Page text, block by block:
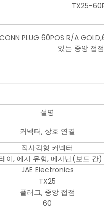
TX25-
PLUG 60POS R/A
있는 중앙 접
설명
커넥터, 상호 연결
직사각형 커넥터
이, 에지 유형, 메자닌(보드 간)
JAE Electronics
TX25
플러그, 중앙 접점
60